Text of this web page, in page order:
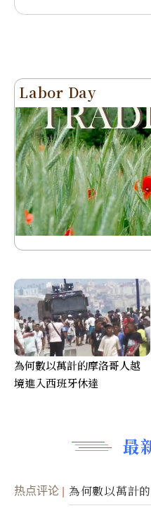
Labor Day
最
热点评论
為何數以萬計
為何數以萬計的摩洛哥人越
境進入西班牙休達